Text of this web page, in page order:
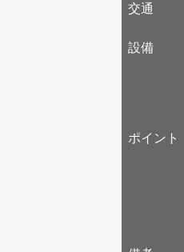
交通
設備
ポイント